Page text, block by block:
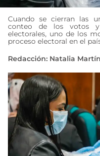
Cuando se cierran las
conteo de los votos
electorales, uno de los
proceso electoral en el
Redacción: Natalia